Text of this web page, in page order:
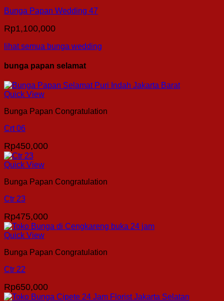
Bunga Papan Wedding 47
Rp1,100,000
lihat semua bunga wedding
bunga papan selamat
Quick View
Bunga Papan Congratulation
Crt 06
Rp450,000
Quick View
Bunga Papan Congratulation
Ctr 23
Rp475,000
Quick View
Bunga Papan Congratulation
Ctr 22
Rp650,000